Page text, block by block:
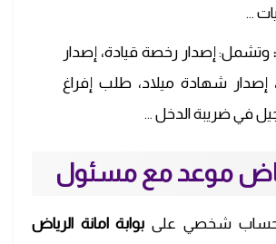
…
وتشمل: إصدار رخصة قيادة، إصدار
شهادة ميلاد، طلب إفراغ
في ضريبة الدخل …
موعد مع مسئول
حساب شخصي على بوابة امانة الرياض